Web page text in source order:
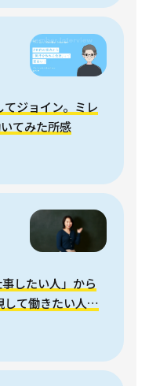
てジョイン。ミレ
てみた所感
したい人」から
して働きたい人」
それぞれ